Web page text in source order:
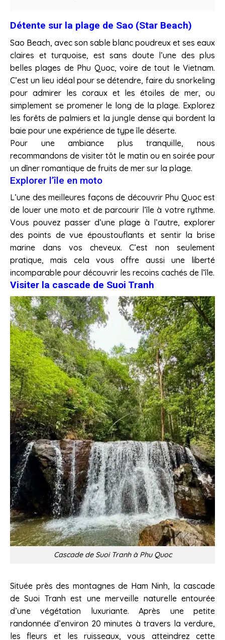
Détente sur la plage de Sao (Star Beach)
Sao Beach, avec son sable blanc poudreux et ses eaux
claires et turquoise, est sans doute l’une des plus
belles plages de Phu Quoc, voire de tout le Vietnam.
C’est un lieu idéal pour se détendre, faire du snorkeling
pour admirer les coraux et les étoiles de mer, ou
simplement se promener le long de la plage. Explorez
les forêts de palmiers et la jungle dense qui bordent la
baie pour une expérience de type île déserte.
Pour une ambiance plus tranquille, nous
recommandons de visiter tôt le matin ou en soirée pour
un dîner romantique de fruits de mer sur la plage.
Explorer l’île en moto
L’une des meilleures façons de découvrir Phu Quoc est
de louer une moto et de parcourir l’île à votre rythme.
Vous pouvez passer d’une plage à l’autre, explorer
des points de vue époustouflants et sentir la brise
marine dans vos cheveux. C’est non seulement
pratique, mais cela vous offre aussi une liberté
incomparable pour découvrir les recoins cachés de l’île.
Visiter la cascade de Suoi Tranh
Cascade de Suoi Tranh à Phu Quoc
Située près des montagnes de Ham Ninh, la cascade
de Suoi Tranh est une merveille naturelle entourée
d’une végétation luxuriante. Après une petite
randonnée d’environ 20 minutes à travers la verdure,
les fleurs et les ruisseaux, vous atteindrez cette